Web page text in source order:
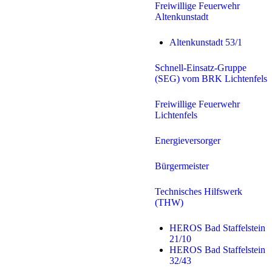
Freiwillige Feuerwehr
Altenkunstadt
Altenkunstadt 53/1
Schnell-Einsatz-Gruppe
(SEG) vom BRK Lichtenfels
Freiwillige Feuerwehr
Lichtenfels
Energieversorger
Bürgermeister
Technisches Hilfswerk
(THW)
HEROS Bad Staffelstein
21/10
HEROS Bad Staffelstein
32/43